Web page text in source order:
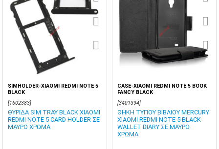
SIMHOLDER-XIAOMI REDMI NOTE 5
BLACK
[1602383]
ΘΥΡΙΔΑ SIM TRAY BLACK XIAOMI
REDMI NOTE 5 CARD HOLDER ΣΕ
ΜΑΥΡΟ ΧΡΩΜΑ
CASE-XIAOMI REDMI NOTE 5 BOOK
FANCY BLACK
[3401394]
ΘΗΚΗ ΤΥΠΟΥ ΒΙΒΛΙΟΥ MERCURY
XIAOMI REDMI NOTE 5 BLACK
WALLET DIARY ΣΕ ΜΑΥΡΟ
ΧΡΩΜΑ